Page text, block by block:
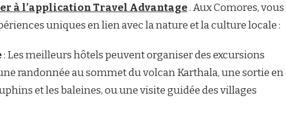
à l’application Travel Advantage. Aux Comores, vous
uniques en lien avec la nature et la culture locale :
: Les meilleurs hôtels peuvent organiser des excursions
randonnée au sommet du volcan Karthala, une sortie en
et les baleines, ou une visite guidée des villages